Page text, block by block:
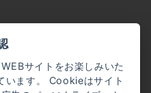
サイトをお楽しみいた
います。 Cookieはサイト